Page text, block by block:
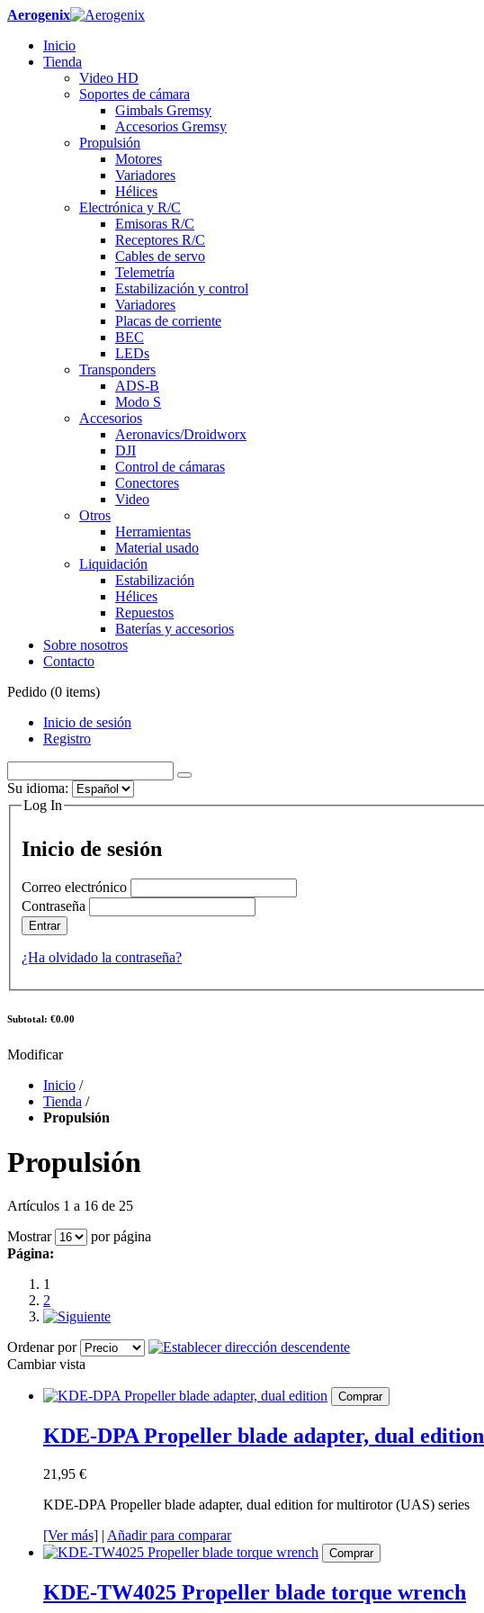
Aerogenix
Inicio
Tienda
Video HD
Soportes de cámara
Gimbals Gremsy
Accesorios Gremsy
Propulsión
Motores
Variadores
Hélices
Electrónica y R/C
Emisoras R/C
Receptores R/C
Cables de servo
Telemetría
Estabilización y control
Variadores
Placas de corriente
BEC
LEDs
Transponders
ADS-B
Modo S
Accesorios
Aeronavics/Droidworx
DJI
Control de cámaras
Conectores
Video
Otros
Herramientas
Material usado
Liquidación
Estabilización
Hélices
Repuestos
Baterías y accesorios
Sobre nosotros
Contacto
Pedido (0 items)
Inicio de sesión
Registro
Su idioma:
Log In
Inicio de sesión
Correo electrónico
Contraseña
Entrar
¿Ha olvidado la contraseña?
Subtotal: €0.00
Modificar
Inicio /
Tienda /
Propulsión
Propulsión
Artículos 1 a 16 de 25
Mostrar
por página
Página:
1
2
Ordenar por
Cambiar vista
Comprar
KDE-DPA Propeller blade adapter, dual edition
21,95 €
KDE-DPA Propeller blade adapter, dual edition for multirotor (UAS) series
[Ver más] | Añadir para comparar
Comprar
KDE-TW4025 Propeller blade torque wrench